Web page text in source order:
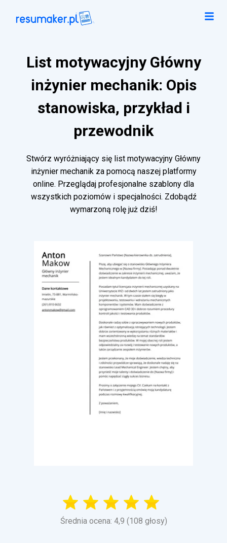
List motywacyjny Główny
inżynier mechanik: Opis
stanowiska, przykład i
przewodnik
Stwórz wyróżniający się list motywacyjny Główny
inżynier mechanik za pomocą naszej platformy
online. Przeglądaj profesjonalne szablony dla
wszystkich poziomów i specjalności. Zdobądź
wymarzoną rolę już dziś!
Średnia ocena: 4,9 (108 głosy)